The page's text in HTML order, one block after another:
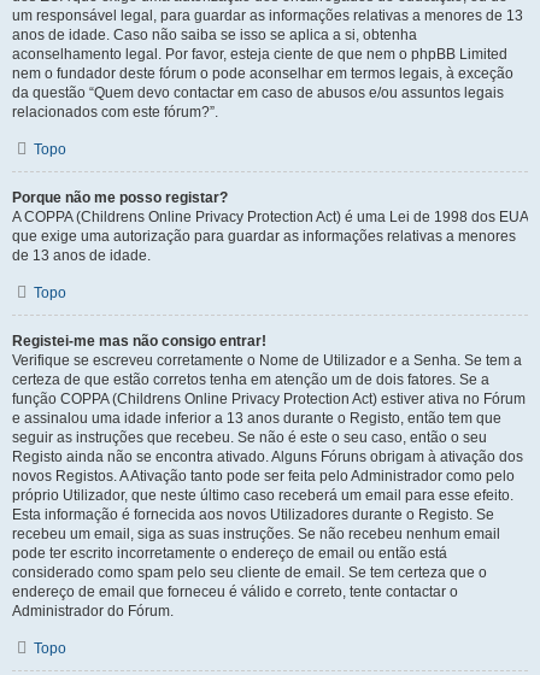
um responsável legal, para guardar as informações relativas a menores de 13
anos de idade. Caso não saiba se isso se aplica a si, obtenha
aconselhamento legal. Por favor, esteja ciente de que nem o phpBB Limited
nem o fundador deste fórum o pode aconselhar em termos legais, à exceção
da questão “Quem devo contactar em caso de abusos e/ou assuntos legais
relacionados com este fórum?”.
Topo
Porque não me posso registar?
A COPPA (Childrens Online Privacy Protection Act) é uma Lei de 1998 dos EUA
que exige uma autorização para guardar as informações relativas a menores
de 13 anos de idade.
Topo
Registei-me mas não consigo entrar!
Verifique se escreveu corretamente o Nome de Utilizador e a Senha. Se tem a
certeza de que estão corretos tenha em atenção um de dois fatores. Se a
função COPPA (Childrens Online Privacy Protection Act) estiver ativa no Fórum
e assinalou uma idade inferior a 13 anos durante o Registo, então tem que
seguir as instruções que recebeu. Se não é este o seu caso, então o seu
Registo ainda não se encontra ativado. Alguns Fóruns obrigam à ativação dos
novos Registos. A Ativação tanto pode ser feita pelo Administrador como pelo
próprio Utilizador, que neste último caso receberá um email para esse efeito.
Esta informação é fornecida aos novos Utilizadores durante o Registo. Se
recebeu um email, siga as suas instruções. Se não recebeu nenhum email
pode ter escrito incorretamente o endereço de email ou então está
considerado como spam pelo seu cliente de email. Se tem certeza que o
endereço de email que forneceu é válido e correto, tente contactar o
Administrador do Fórum.
Topo